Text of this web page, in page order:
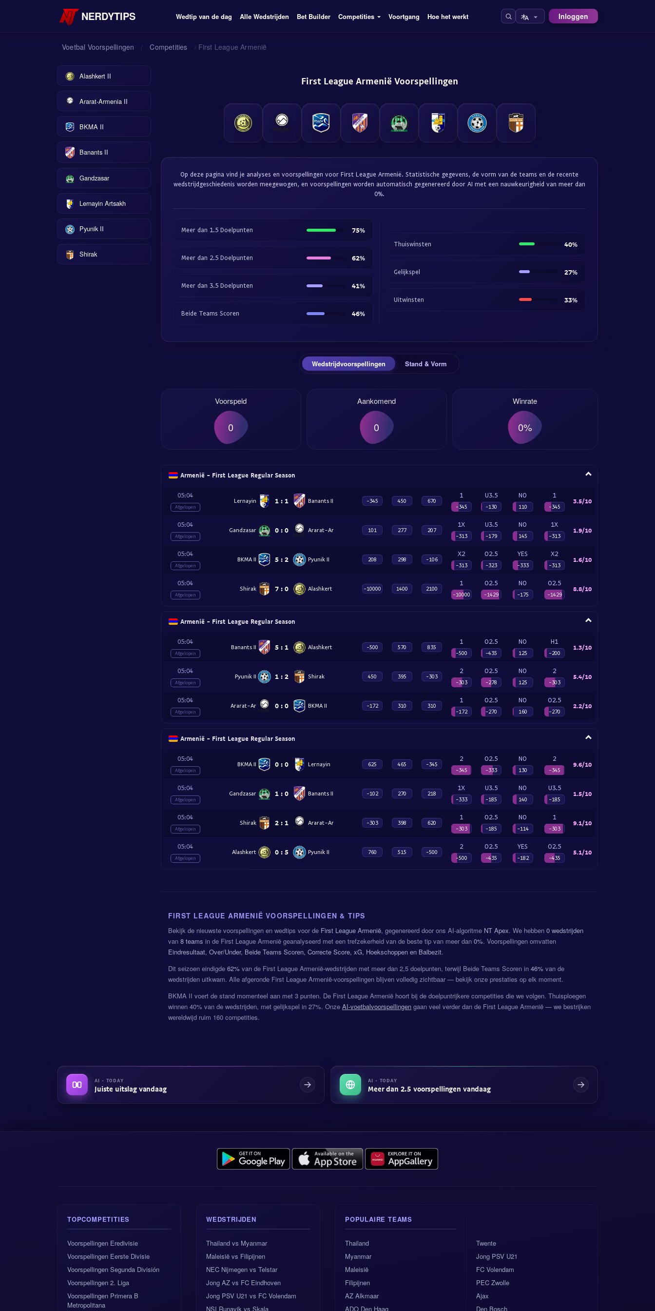
NERDYTIPS Wedtip van de dag Alle Wedstrijden Bet Builder Competities Voortgang Hoe het werkt Inloggen
Voetbal Voorspellingen / Competities / First League Armenië
Alashkert II
Ararat-Armenia II
BKMA II
Banants II
Gandzasar
Lernayin Artsakh
Pyunik II
Shirak
First League Armenië Voorspellingen
Op deze pagina vind je analyses en voorspellingen voor First League Armenië. Statistische gegevens, de vorm van de teams en de recente
wedstrijdgeschiedenis worden meegewogen, en voorspellingen worden automatisch gegenereerd door AI met een nauwkeurigheid van meer dan
0%.
Meer dan 1.5 Doelpunten 75%
Meer dan 2.5 Doelpunten 62%
Meer dan 3.5 Doelpunten 41%
Beide Teams Scoren 46%
Thuiswinsten 40%
Gelijkspel 27%
Uitwinsten 33%
Wedstrijdvoorspellingen Stand & Vorm
Voorspeld
0
Aankomend
0
Winrate
0%
Armenië - First League Regular Season
05:04
Afgelopen
Lernayin 1 : 1 Banants II -345 450 670
1
-345
U3.5
-130
NO
110
1
-345
3.5/10
05:04
Afgelopen
Gandzasar 0 : 0 Ararat-Ar 101 277 207
1X
-313
U3.5
-179
NO
145
1X
-313
1.9/10
05:04
Afgelopen
BKMA II 5 : 2 Pyunik II 208 298 -106
X2
-313
O2.5
-323
YES
-333
X2
-313
1.6/10
05:04
Afgelopen
Shirak 7 : 0 Alashkert -10000 1400 2100
1
-10000
O2.5
-1429
NO
-175
O2.5
-1429
8.8/10
Armenië - First League Regular Season
05:04
Afgelopen
Banants II 5 : 1 Alashkert -500 570 835
1
-500
O2.5
-435
NO
125
H1
-200
1.3/10
05:04
Afgelopen
Pyunik II 1 : 2 Shirak 450 395 -303
2
-303
O2.5
-278
NO
125
2
-303
5.4/10
05:04
Afgelopen
Ararat-Ar 0 : 0 BKMA II -172 310 310
1
-172
O2.5
-270
NO
160
O2.5
-270
2.2/10
Armenië - First League Regular Season
05:04
Afgelopen
BKMA II 0 : 0 Lernayin 625 465 -345
2
-345
O2.5
-333
NO
130
2
-345
9.6/10
05:04
Afgelopen
Gandzasar 1 : 0 Banants II -102 270 218
1X
-333
U3.5
-185
NO
140
U3.5
-185
1.5/10
05:04
Afgelopen
Shirak 2 : 1 Ararat-Ar -303 398 620
1
-303
O2.5
-185
NO
-114
1
-303
9.1/10
05:04
Afgelopen
Alashkert 0 : 5 Pyunik II 760 515 -500
2
-500
O2.5
-435
YES
-182
O2.5
-435
5.1/10
FIRST LEAGUE ARMENIË VOORSPELLINGEN & TIPS
Bekijk de nieuwste voorspellingen en wedtips voor de First League Armenië, gegenereerd door ons AI-algoritme NT Apex. We hebben 0 wedstrijden
van 8 teams in de First League Armenië geanalyseerd met een trefzekerheid van de beste tip van meer dan 0%. Voorspellingen omvatten
Eindresultaat, Over/Under, Beide Teams Scoren, Correcte Score, xG, Hoekschoppen en Balbezit.
Dit seizoen eindigde 62% van de First League Armenië-wedstrijden met meer dan 2,5 doelpunten, terwijl Beide Teams Scoren in 46% van de
wedstrijden uitkwam. Alle afgeronde First League Armenië-voorspellingen blijven volledig zichtbaar — bekijk onze prestaties op elk moment.
BKMA II voert de stand momenteel aan met 3 punten. De First League Armenië hoort bij de doelpuntrijkere competities die we volgen. Thuisploegen
winnen 40% van de wedstrijden, met gelijkspel in 27%. Onze AI-voetbalvoorspellingen gaan veel verder dan de First League Armenië — we bestrijken
wereldwijd ruim 160 competities.
AI · TODAY
Juiste uitslag vandaag
AI · TODAY
Meer dan 2.5 voorspellingen vandaag
TOPCOMPETITIES
Voorspellingen Eredivisie
Voorspellingen Eerste Divisie
Voorspellingen Segunda División
Voorspellingen 2. Liga
Voorspellingen Primera B
Metropolitana
WEDSTRIJDEN
Thailand vs Myanmar
Maleisië vs Filipijnen
NEC Nijmegen vs Telstar
Jong AZ vs FC Eindhoven
Jong PSV U21 vs FC Volendam
NSI Runavik vs Skala
POPULAIRE TEAMS
Thailand
Myanmar
Maleisië
Filipijnen
AZ Alkmaar
ADO Den Haag
Twente
Jong PSV U21
FC Volendam
PEC Zwolle
Ajax
Den Bosch